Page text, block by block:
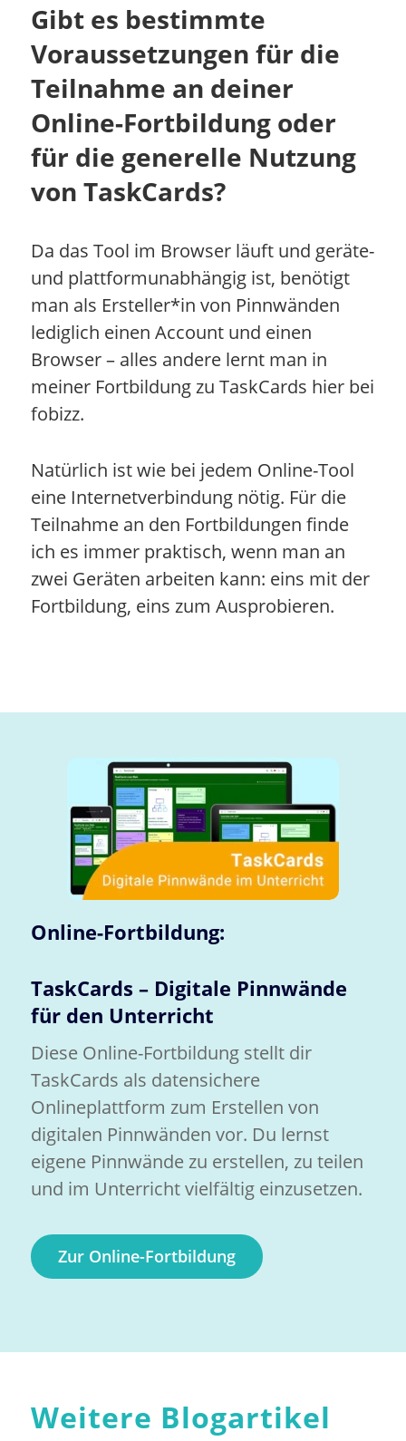
Gibt es bestimmte
Voraussetzungen für die
Teilnahme an deiner
Online-Fortbildung oder
für die generelle Nutzung
von TaskCards?
Da das Tool im Browser läuft und geräte-
und plattformunabhängig ist, benötigt
man als Ersteller*in von Pinnwänden
lediglich einen Account und einen
Browser – alles andere lernt man in
meiner Fortbildung zu TaskCards hier bei
fobizz.
Natürlich ist wie bei jedem Online-Tool
eine Internetverbindung nötig. Für die
Teilnahme an den Fortbildungen finde
ich es immer praktisch, wenn man an
zwei Geräten arbeiten kann: eins mit der
Fortbildung, eins zum Ausprobieren.
Online-Fortbildung:
TaskCards – Digitale Pinnwände
für den Unterricht
Diese Online-Fortbildung stellt dir
TaskCards als datensichere
Onlineplattform zum Erstellen von
digitalen Pinnwänden vor. Du lernst
eigene Pinnwände zu erstellen, zu teilen
und im Unterricht vielfältig einzusetzen.
Zur Online-Fortbildung
Weitere Blogartikel